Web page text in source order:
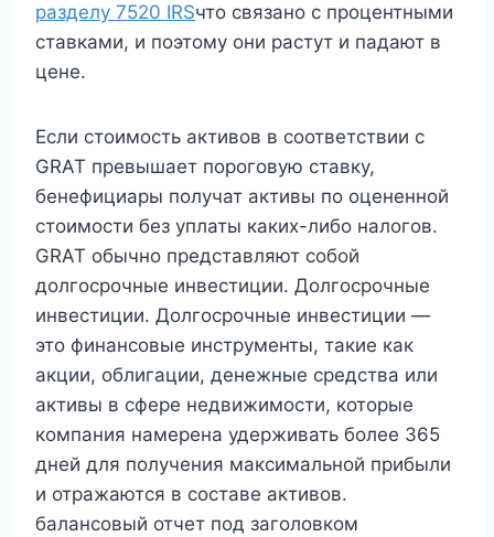
разделу 7520 IRSчто связано с процентными
ставками, и поэтому они растут и падают в
цене.
Если стоимость активов в соответствии с
GRAT превышает пороговую ставку,
бенефициары получат активы по оцененной
стоимости без уплаты каких-либо налогов.
GRAT обычно представляют собой
долгосрочные инвестиции. Долгосрочные
инвестиции. Долгосрочные инвестиции —
это финансовые инструменты, такие как
акции, облигации, денежные средства или
активы в сфере недвижимости, которые
компания намерена удерживать более 365
дней для получения максимальной прибыли
и отражаются в составе активов.
балансовый отчет под заголовком